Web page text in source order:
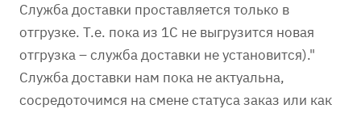
Служба доставки проставляется только в
отгрузке. Т.е. пока из 1С не выгрузится новая
отгрузка – служба доставки не установится)."
Служба доставки нам пока не актуальна,
сосредоточимся на смене статуса заказ или как